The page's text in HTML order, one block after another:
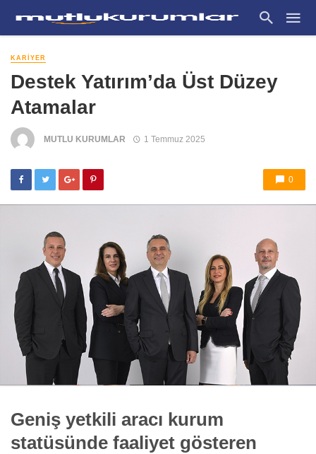
KARIYER
Destek Yatırım’da Üst Düzey
Atamalar
MUTLU KURUMLAR 1 Temmuz 2025
0
Geniş yetkili aracı kurum
statüsünde faaliyet gösteren